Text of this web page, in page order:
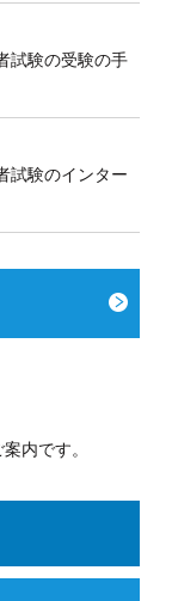
試験の受験の手
試験のインター
内です。